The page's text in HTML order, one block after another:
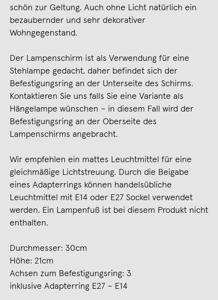
schön zur Geltung. Auch ohne Licht natürlich ein
bezaubernder und sehr dekorativer
Wohngegenstand.
Der Lampenschirm ist als Verwendung für eine
Stehlampe gedacht, daher befindet sich der
Befestigungsring an der Unterseite des Schirms.
Kontaktieren Sie uns falls Sie eine Variante als
Hängelampe wünschen – in diesem Fall wird der
Befestigungsring an der Oberseite des
Lampenschirms angebracht.
Wir empfehlen ein mattes Leuchtmittel für eine
gleichmäßige Lichtstreuung. Durch die Beigabe
eines Adapterrings können handelsübliche
Leuchtmittel mit E14 oder E27 Sockel verwendet
werden. Ein Lampenfuß ist bei diesem Produkt nicht
enthalten.
Durchmesser: 30cm
Höhe: 21cm
Achsen zum Befestigungsring: 3
inklusive Adapterring E27 – E14